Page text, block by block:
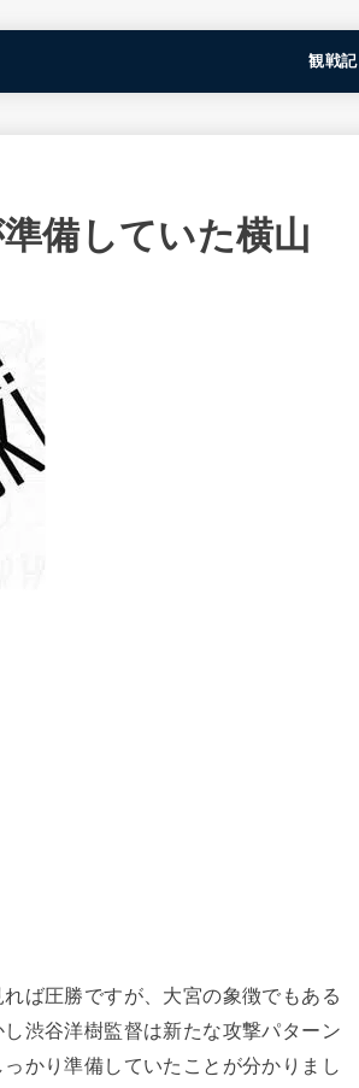
観戦記
備していた横山
ば圧勝ですが、大宮の象徴でもある
渋谷洋樹監督は新たな攻撃パターン
かり準備していたことが分かりまし